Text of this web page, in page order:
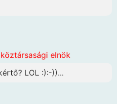
elnök
LOL :):-))...